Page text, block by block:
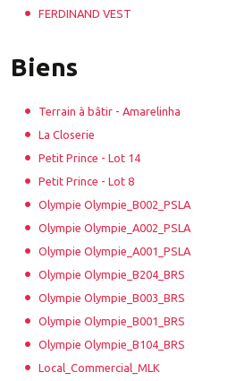
FERDINAND VEST
Biens
Terrain à bâtir - Amarelinha
La Closerie
Petit Prince - Lot 14
Petit Prince - Lot 8
Olympie Olympie_B002_PSLA
Olympie Olympie_A002_PSLA
Olympie Olympie_A001_PSLA
Olympie Olympie_B204_BRS
Olympie Olympie_B003_BRS
Olympie Olympie_B001_BRS
Olympie Olympie_B104_BRS
Local_Commercial_MLK